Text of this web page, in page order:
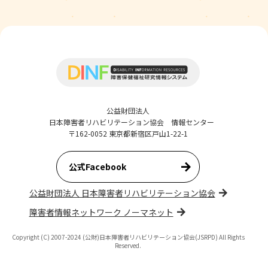
公益財団法人
日本障害者リハビリテーション協会 情報センター
〒162-0052 東京都新宿区戸山1-22-1
公式Facebook
公益財団法人 日本障害者リハビリテーション協会
障害者情報ネットワーク ノーマネット
Copyright (C) 2007-2024 (公財)日本障害者リハビリテーション協会(JSRPD) All Rights
Reserved.